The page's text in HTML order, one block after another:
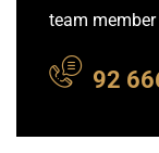
team
92